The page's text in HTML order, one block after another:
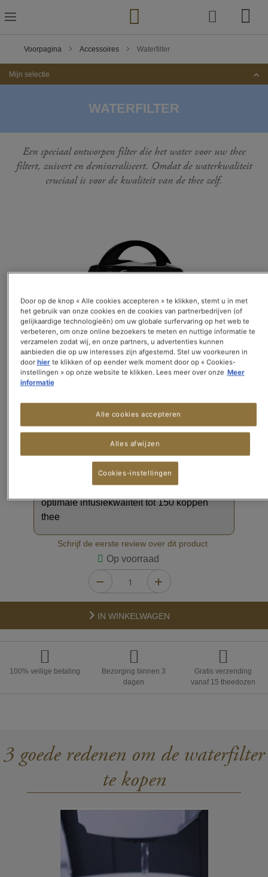
naar
de
Voorpagina Accessoires Waterfilter
Mijn selectie
WATERFILTER
Een speciaal ontworpen filter die het water voor uw thee
filtert, zuivert en demineraliseert. Omdat de waterkwaliteit
cruciaal is voor de kwaliteit van de thee zelf.
€ 7,90
Waterfilter voor theemachine SPECIAL.T -
optimale infusiekwaliteit tot 150 koppen
thee
Schrijf de eerste review over dit product
Op voorraad
IN WINKELWAGEN
100% veilige betaling
Bezorging binnen 3
dagen
Gratis verzending
vanaf 15 theedozen
afbeeldingen-
3 goede redenen om de waterfilter
te kopen
Door op de knop « Alle cookies accepteren » te klikken, stemt u in met
het gebruik van onze cookies en de cookies van partnerbedrijven (of
gelijkaardige technologieën) om uw globale surfervaring op het web te
verbeteren, om onze online bezoekers te meten en nuttige informatie te
verzamelen zodat wij, en onze partners, u advertenties kunnen
aanbieden die op uw interesses zijn afgestemd. Stel uw voorkeuren in
door hierte klikken of op eender welk moment door op « Cookies-
instellingen » op onze website te klikken. Lees meer over onze Meer
informatie
Alles afwijzen
Alle cookies accepteren
Cookies-instellingen